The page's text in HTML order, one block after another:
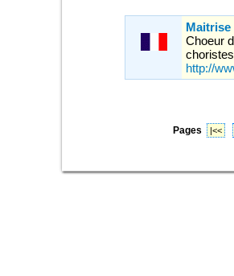
Maitrise
Choeur
http://
Pages |<<